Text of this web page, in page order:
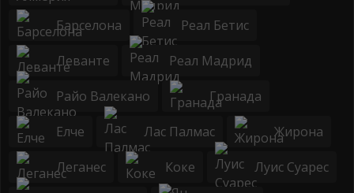
Барселона Реал Бетис
Леванте Реал Мадрид
Райо Валекано Гранада
Елче Лас Палмас Жирона
Леганес Коке Луис Суарес